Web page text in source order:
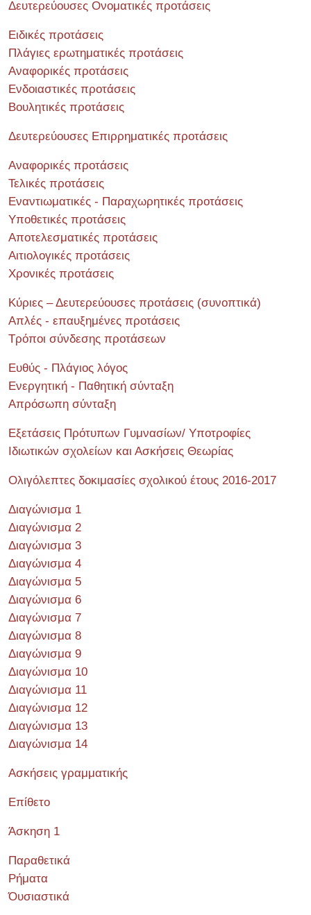
Δευτερεύουσες Ονοματικές προτάσεις
Ειδικές προτάσεις
Πλάγιες ερωτηματικές προτάσεις
Αναφορικές προτάσεις
Ενδοιαστικές προτάσεις
Βουλητικές προτάσεις
Δευτερεύουσες Επιρρηματικές προτάσεις
Αναφορικές προτάσεις
Τελικές προτάσεις
Εναντιωματικές - Παραχωρητικές προτάσεις
Υποθετικές προτάσεις
Αποτελεσματικές προτάσεις
Αιτιολογικές προτάσεις
Χρονικές προτάσεις
Κύριες – Δευτερεύουσες προτάσεις (συνοπτικά)
Απλές - επαυξημένες προτάσεις
Τρόποι σύνδεσης προτάσεων
Ευθύς - Πλάγιος λόγος
Ενεργητική - Παθητική σύνταξη
Απρόσωπη σύνταξη
Εξετάσεις Πρότυπων Γυμνασίων/ Υποτροφίες
Ιδιωτικών σχολείων και Ασκήσεις Θεωρίας
Ολιγόλεπτες δοκιμασίες σχολικού έτους 2016-2017
Διαγώνισμα 1
Διαγώνισμα 2
Διαγώνισμα 3
Διαγώνισμα 4
Διαγώνισμα 5
Διαγώνισμα 6
Διαγώνισμα 7
Διαγώνισμα 8
Διαγώνισμα 9
Διαγώνισμα 10
Διαγώνισμα 11
Διαγώνισμα 12
Διαγώνισμα 13
Διαγώνισμα 14
Ασκήσεις γραμματικής
Επίθετο
Άσκηση 1
Παραθετικά
Ρήματα
Όυσιαστικά